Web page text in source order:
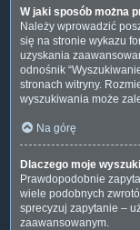
W jaki sposób można
Należy wprowadzić
się na stronie wykazu
uzyskania
odnośnik
stronach witryny.
wyszukiwania może
Na górę
Dlaczego moje
Prawdopodobnie
wiele podobnych
sprecyzuj zapytanie –
zaawansowanym.